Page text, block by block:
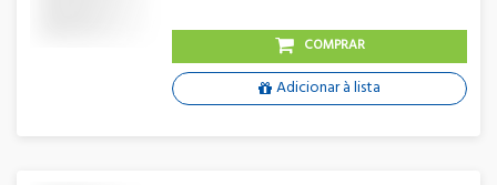
COMPRAR
Adicionar à lista